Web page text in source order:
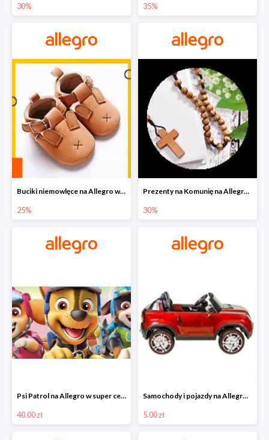
30% 35%
Buciki niemowlęce na Allegro w super cenach
25%
Prezenty na Komunię na Allegro do -30%
30%
Psi Patrol na Allegro w super cenach od 40 zł
40.00 zł
Samochody i pojazdy na Allegro w super cenach od 5 zł
5.00 zł